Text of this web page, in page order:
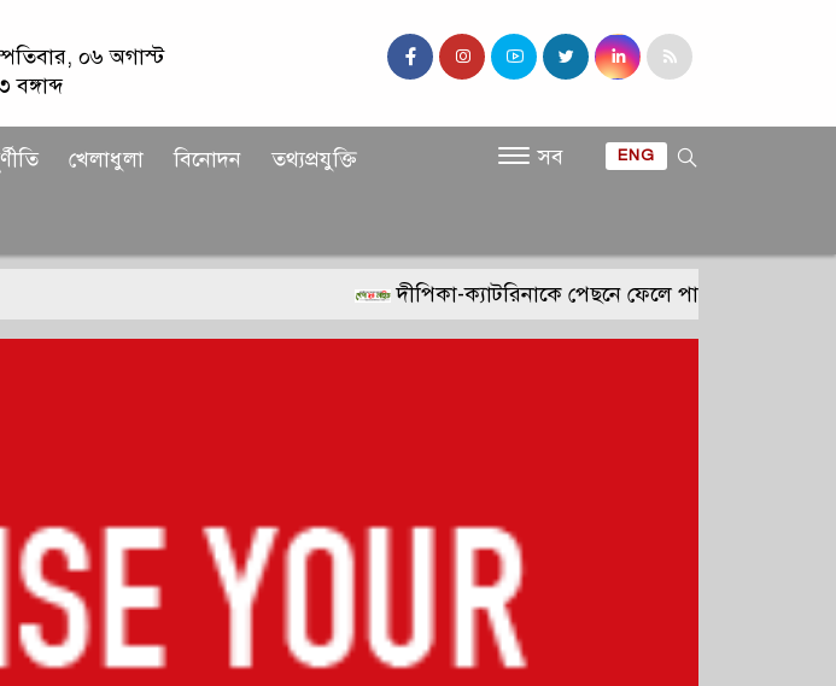
০৬ অগাস্ট
খেলাধুলা বিনোদন তথ্যপ্রযুক্তি সব ENG
দীপিকা-ক্যাটরিনাকে পেছনে ফেলে পারিশ্রমিকে নতুন